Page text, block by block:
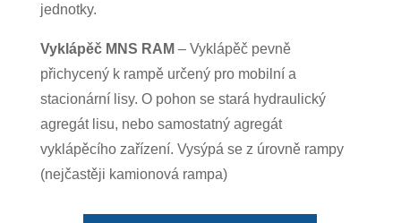
jednotky.
Vyklápěč MNS RAM – Vyklápěč pevně
přichycený k rampě určený pro mobilní a
stacionární lisy. O pohon se stará hydraulický
agregát lisu, nebo samostatný agregát
vyklápěcího zařízení. Vysýpá se z úrovně rampy
(nejčastěji kamionová rampa)